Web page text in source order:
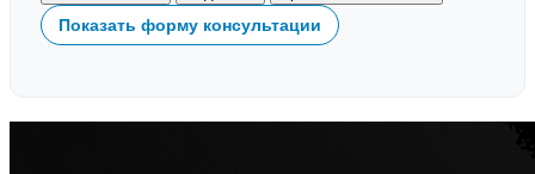
Показать форму консультации